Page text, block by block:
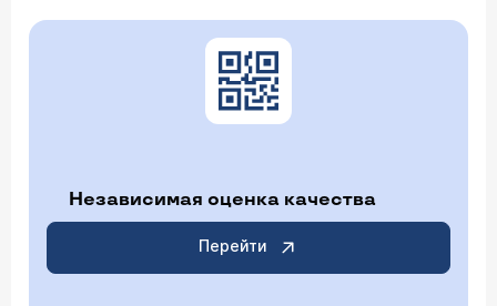
Независимая оценка качества
Перейти